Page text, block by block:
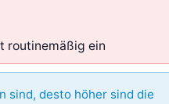
routinemäßig ein
sind, desto höher sind die